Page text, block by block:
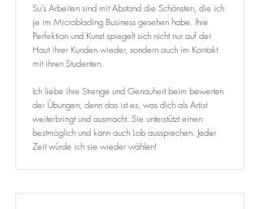
Su's Arbeiten sind mit Abstand die Schönsten, die ich
je im Microblading Business gesehen habe. Ihre
Perfektion und Kunst spiegelt sich nicht nur auf der
Haut ihrer Kunden wieder, sondern auch im Kontakt
mit ihren Studenten.
Ich liebe ihre Strenge und Genauheit beim bewerten
der Übungen, denn das ist es, was dich als Artist
weiterbringt und ausmacht. Sie unterstützt einen
bestmöglich und kann auch Lob aussprechen. Jeder
Zeit würde ich sie wieder wählen!